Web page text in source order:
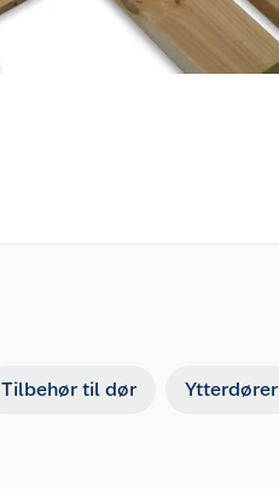
Tilbehør til dør Ytterdører